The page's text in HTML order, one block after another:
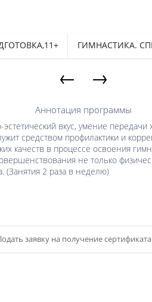
ГИМНАСТИКА.
← →
Аннотация программы
вкус, умение
средством профилактики и
качеств в процессе освоения
не только
(Занятия 2 раза в неделю)
заявку на получение